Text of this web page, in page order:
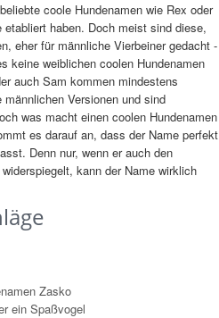
coole Hundenamen wie Rex oder
haben. Doch meist sind diese,
eher für männliche Vierbeiner gedacht -
keine weiblichen coolen Hundenamen
auch Sam kommen mindestens
Versionen und sind
was macht einen coolen Hundenamen
es darauf an, dass der Name perfekt
Denn nur, wenn er auch den
kann der Name wirklich
Zasko
ein Spaßvogel